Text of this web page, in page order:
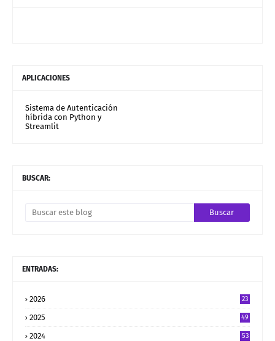
APLICACIONES
Sistema de Autenticación
híbrida con Python y
Streamlit
BUSCAR:
ENTRADAS:
2026 23
2025 49
2024 53